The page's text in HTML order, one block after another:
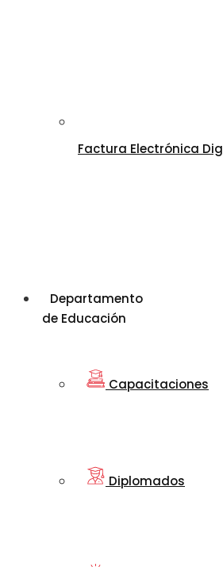
Factura Electrónica
Departamento
de Educación
Capacitaciones
Diplomados